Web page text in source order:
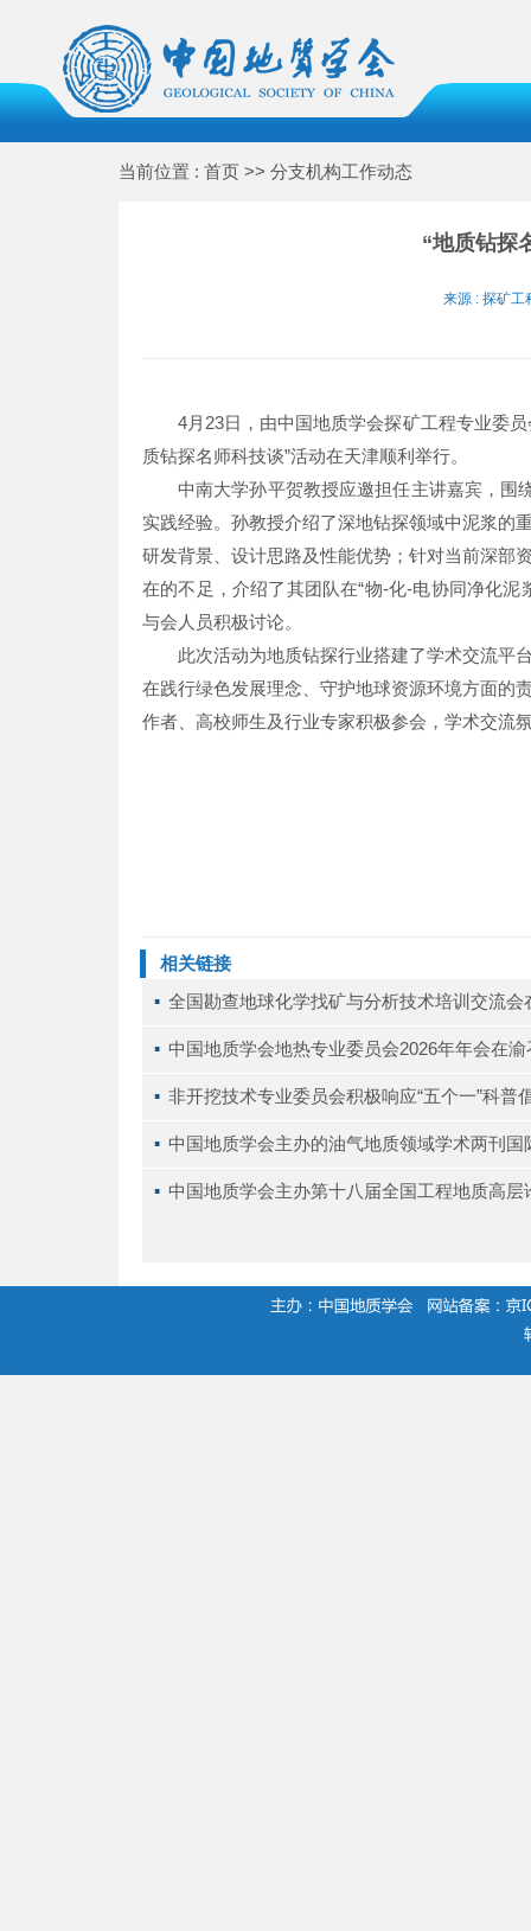
当前位置 : 首页 >> 分支机构工作动态
“地质钻探
来源 : 探矿
4月23日，由中国地质学会探矿工程专业委
质钻探名师科技谈”活动在天津顺利举行。
中南大学孙平贺教授应邀担任主讲嘉宾，围
实践经验。孙教授介绍了深地钻探领域中泥浆的
研发背景、设计思路及性能优势；针对当前深部
在的不足，介绍了其团队在“物-化-电协同净化
与会人员积极讨论。
此次活动为地质钻探行业搭建了学术交流平
在践行绿色发展理念、守护地球资源环境方面的
作者、高校师生及行业专家积极参会，学术交流
相关链接
▪ 全国勘查地球化学找矿与分析技术培训交流
▪ 中国地质学会地热专业委员会2026年年会在渝
▪ 非开挖技术专业委员会积极响应“五个一”科普
▪ 中国地质学会主办的油气地质领域学术两刊国
▪ 中国地质学会主办第十八届全国工程地质高层
.